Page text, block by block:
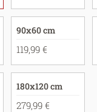
90x60 cm
119,99 €
180x120 cm
279,99 €